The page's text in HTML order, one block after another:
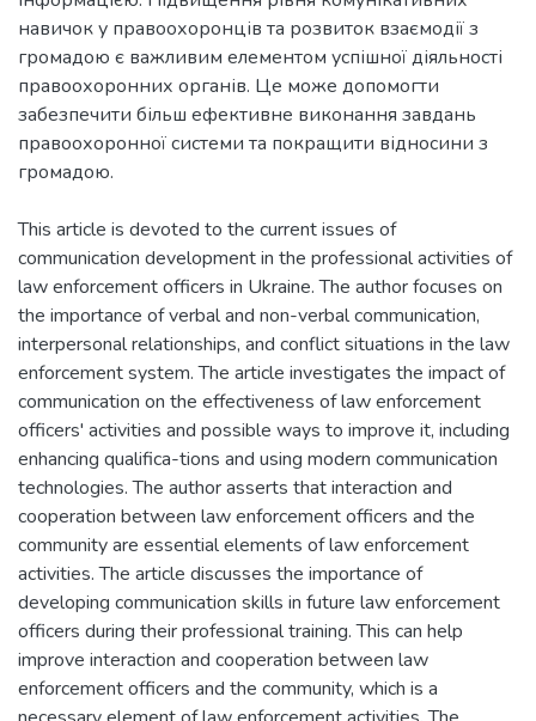
навичок у правоохоронців та розвиток взаємодії з
громадою є важливим елементом успішної діяльності
правоохоронних органів. Це може допомогти
забезпечити більш ефективне виконання завдань
правоохоронної системи та покращити відносини з
громадою.
This article is devoted to the current issues of
communication development in the professional activities of
law enforcement officers in Ukraine. The author focuses on
the importance of verbal and non-verbal communication,
interpersonal relationships, and conflict situations in the law
enforcement system. The article investigates the impact of
communication on the effectiveness of law enforcement
officers' activities and possible ways to improve it, including
enhancing qualifica-tions and using modern communication
technologies. The author asserts that interaction and
cooperation between law enforcement officers and the
community are essential elements of law enforcement
activities. The article discusses the importance of
developing communication skills in future law enforcement
officers during their professional training. This can help
improve interaction and cooperation between law
enforcement officers and the community, which is a